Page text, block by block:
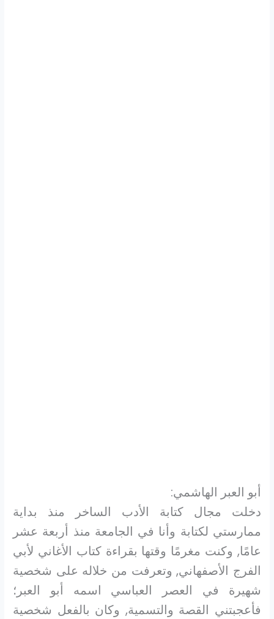
أبو العبر الهاشمي:
دخلت مجال كتابة الأدب الساخر منذ بداية
ممارستي لكتابة وأنا في الجامعة منذ أربعة عشر
عامًا, وكنت مغرمًا وقتها بقراءة كتاب الأغاني لأبي
الفرج الأصفهاني, وتعرفت من خلاله على شخصية
شهيرة في العصر العباسي اسمه أبو العبر؛
فأعجبتني القصة والتسمية, وكان بالفعل شخصية